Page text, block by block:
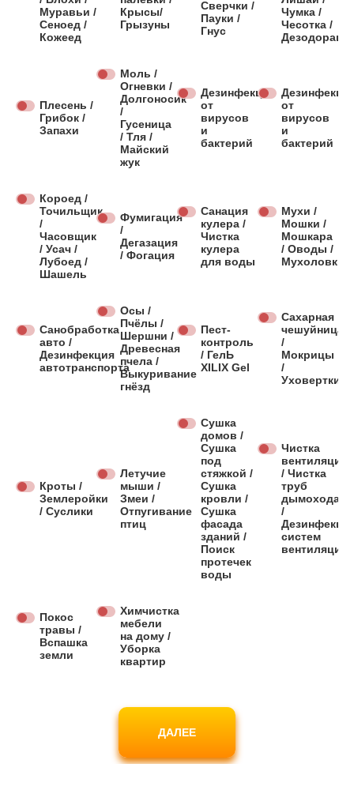
Муравьи /
Сеноед /
Кожеед
Крысы/
Грызуны
Сверчки /
Пауки /
Гнус
Чумка /
Чесотка /
Плесень /
Грибок /
Запахи
Моль /
Огневки /
Долгоносик
/
Гусеница
/ Тля /
Майский
жук
Дезинфекция
от
вирусов
и
бактерий
от
вирусов
и
бактерий
Короед /
Точильщик
/
Часовщик
/ Усач /
Лубоед /
Шашель
Фумигация
/
Дегазация
/ Фогация
Санация
кулера /
Чистка
кулера
для воды
Мухи /
Мошки /
Мошкара
/ Оводы /
Мухоловки
Санобработка
авто /
Дезинфекция
автотранспорта
Осы /
Пчёлы /
Шершни /
Древесная
пчела /
Выкуривание
гнёзд
Пест-
контроль
/ ГелЬ
XILIX Gel
Сахарная
чешуйница
/
Мокрицы
/
Уховертки
Кроты /
Землеройки
/ Суслики
Летучие
мыши /
Змеи /
Отпугивание
птиц
Сушка
домов /
Сушка
под
стяжкой /
Сушка
кровли /
Сушка
фасада
зданий /
Поиск
протечек
воды
Чистка
вентиляции
/ Чистка
труб
дымохода
/
систем
вентиляции
Покос
травы /
Вспашка
земли
Химчистка
мебели
на дому /
Уборка
квартир
ДАЛЕЕ